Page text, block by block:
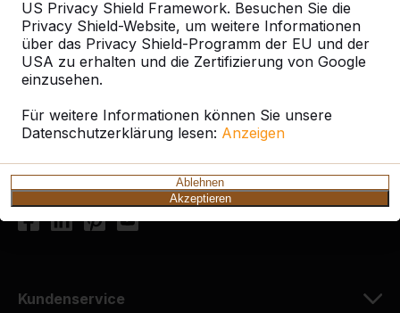
US Privacy Shield Framework. Besuchen Sie die
Privacy Shield-Website, um weitere Informationen
über das Privacy Shield-Programm der EU und der
USA zu erhalten und die Zertifizierung von Google
einzusehen.
Für weitere Informationen können Sie unsere
Datenschutzerklärung lesen: Anzeigen
Ablehnen
Akzeptieren
Kontakt
HeBlad Deutschland
Diekerstraße 97
Deutschland
info@HeBlad.de
Kundenservice